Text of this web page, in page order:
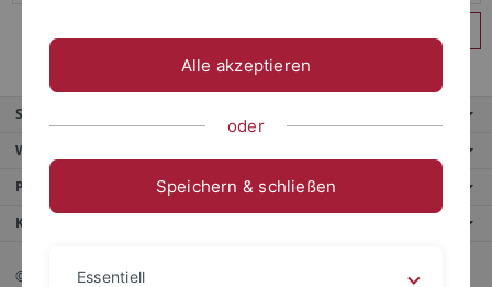
Service
Weitere Angebote
Portale
Kontaktinfo
© 2026 Eberhard Karls Universität Tübingen, Tübingen
Alle akzeptieren
oder
Speichern & schließen
Essentiell